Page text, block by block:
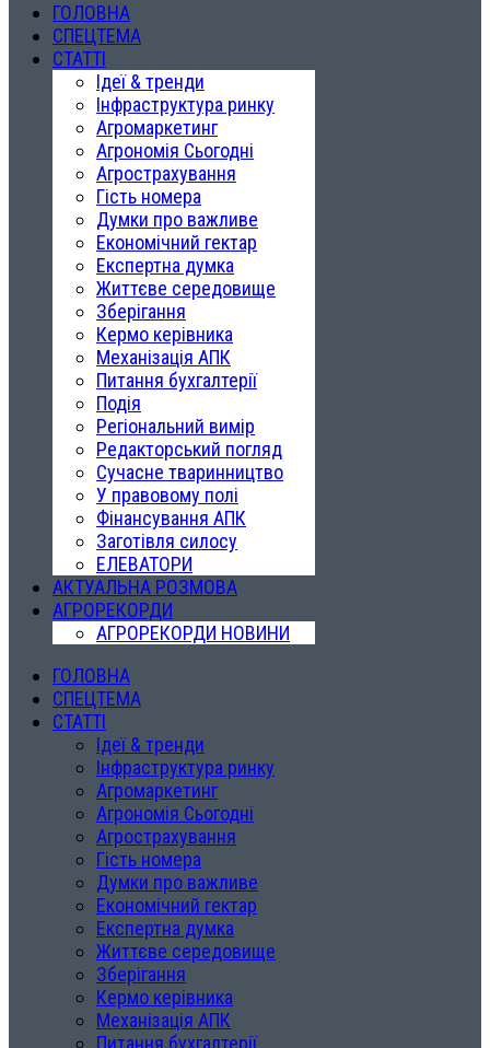
ГОЛОВНА
СПЕЦТЕМА
СТАТТІ
Ідеї & тренди
Інфраструктура ринку
Агромаркетинг
Агрономія Сьогодні
Агрострахування
Гість номера
Думки про важливе
Економічний гектар
Експертна думка
Життєве середовище
Зберігання
Кермо керівника
Механізація АПК
Питання бухгалтерії
Подія
Регіональний вимір
Редакторський погляд
Сучасне тваринництво
У правовому полі
Фінансування АПК
Заготівля силосу
ЕЛЕВАТОРИ
АКТУАЛЬНА РОЗМОВА
АГРОРЕКОРДИ
АГРОРЕКОРДИ НОВИНИ
ГОЛОВНА
СПЕЦТЕМА
СТАТТІ
Ідеї & тренди
Інфраструктура ринку
Агромаркетинг
Агрономія Сьогодні
Агрострахування
Гість номера
Думки про важливе
Економічний гектар
Експертна думка
Життєве середовище
Зберігання
Кермо керівника
Механізація АПК
Питання бухгалтерії